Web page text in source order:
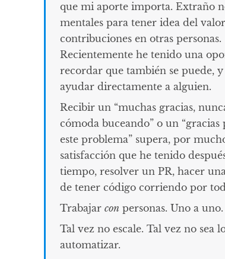
que mi aporte importa. Extraño
mentales para tener idea del
contribuciones en otras personas.
Recientemente he tenido una
recordar que también se puede,
ayudar directamente a alguien.
Recibir un “muchas gracias,
cómoda buceando” o un
este problema” supera, por
satisfacción que he tenido
tiempo, resolver un PR, hacer
de tener código corriendo por
Trabajar con personas. Uno a uno.
Tal vez no escale. Tal vez no sea
automatizar.